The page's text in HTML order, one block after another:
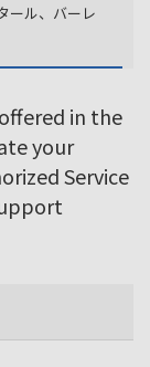
ール、バーレ
in the
your
Service